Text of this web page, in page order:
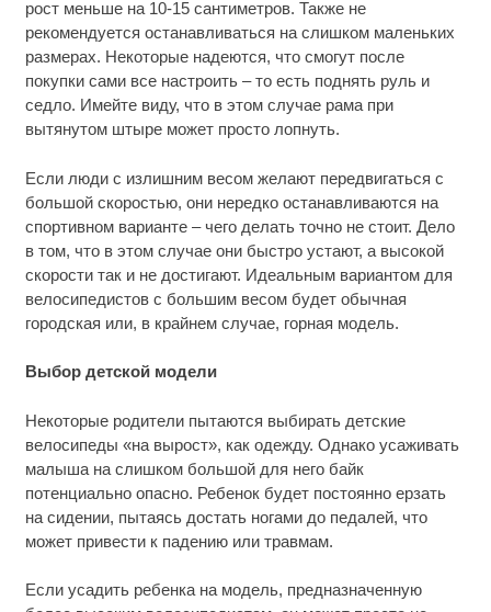
рост меньше на 10-15 сантиметров. Также не
рекомендуется останавливаться на слишком маленьких
размерах. Некоторые надеются, что смогут после
покупки сами все настроить – то есть поднять руль и
седло. Имейте виду, что в этом случае рама при
вытянутом штыре может просто лопнуть.
Если люди с излишним весом желают передвигаться с
большой скоростью, они нередко останавливаются на
спортивном варианте – чего делать точно не стоит. Дело
в том, что в этом случае они быстро устают, а высокой
скорости так и не достигают. Идеальным вариантом для
велосипедистов с большим весом будет обычная
городская или, в крайнем случае, горная модель.
Выбор детской модели
Некоторые родители пытаются выбирать детские
велосипеды «на вырост», как одежду. Однако усаживать
малыша на слишком большой для него байк
потенциально опасно. Ребенок будет постоянно ерзать
на сидении, пытаясь достать ногами до педалей, что
может привести к падению или травмам.
Если усадить ребенка на модель, предназначенную